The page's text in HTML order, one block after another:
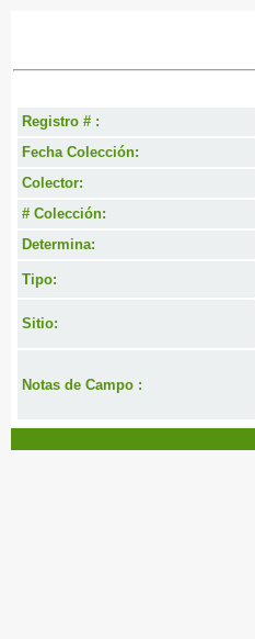
Registro # :
Fecha Colección:
Colector:
# Colección:
Determina:
Tipo:
Sitio:
Notas de Campo :